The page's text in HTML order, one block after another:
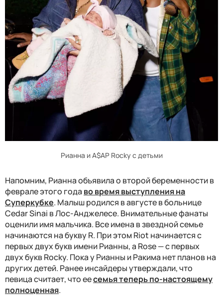
Рианна и A$AP Rocky с детьми
Напомним, Рианна объявила о второй беременности в
феврале этого года во время выступления на
Суперкубке. Малыш родился в августе в больнице
Cedar Sinai в Лос-Анджелесе. Внимательные фанаты
оценили имя мальчика. Все имена в звездной семье
начинаются на букву R. При этом Riot начинается с
первых двух букв имени Рианны, а Rose — с первых
двух букв Rocky. Пока у Рианны и Ракима нет планов на
других детей. Ранее инсайдеры утверждали, что
певица считает, что еесемья теперь по-настоящему
полноценная.